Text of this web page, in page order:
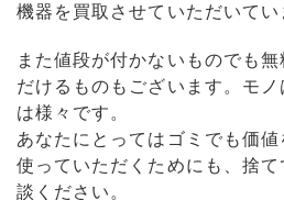
機器を買取させていただいてい
また値段が付かないものでも
だけるものもございます。モ
は様々です。
あなたにとってはゴミでも価
使っていただくためにも、捨
談ください。